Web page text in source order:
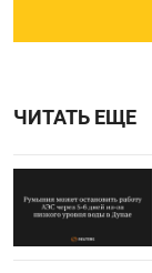
ЧИТАТЬ ЕЩЕ